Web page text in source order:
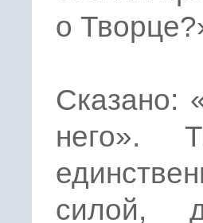
о
Сказано:
него».
силой,